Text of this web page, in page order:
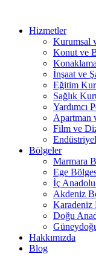
Hizmetler
Kurumsal
Konut ve
İnşaat ve
Eğitim
Sağlık
Yardımcı
Apartman
Film ve
Bölgeler
Marmara
Ege
İç
Akdeniz
Karadeniz
Doğu
Hakkımızda
Blog